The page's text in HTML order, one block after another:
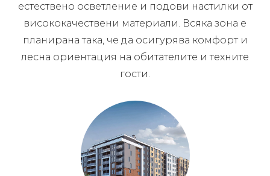
естествено осветление и подови настилки от
висококачествени материали. Всяка зона е
планирана така, че да осигурява комфорт и
лесна ориентация на обитателите и техните
гости.